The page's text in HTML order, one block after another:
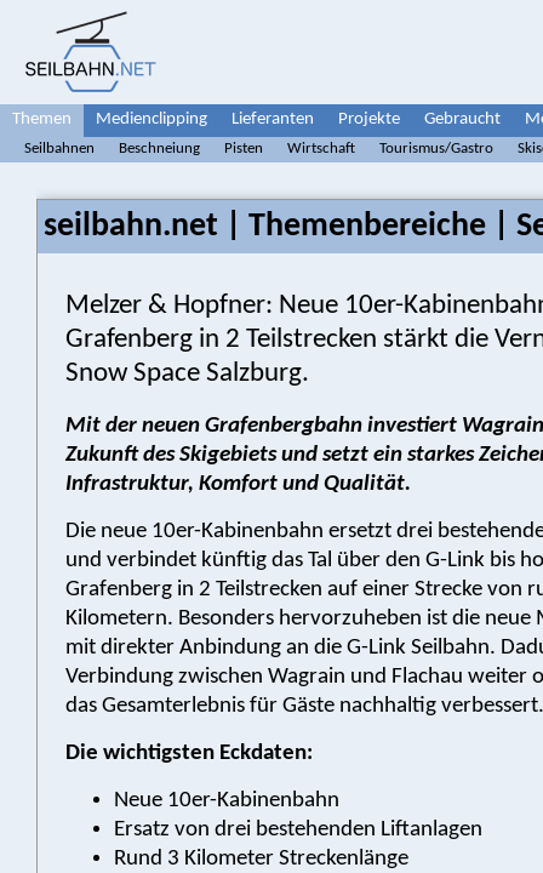
Themen Medienclipping Lieferanten Projekte Gebraucht
Seilbahnen Beschneiung Pisten Wirtschaft Tourismus/Gastro
seilbahn.net | Themenbereiche |
Melzer & Hopfner: Neue 10er-
Grafenberg in 2 Teilstrecken stärkt die
Snow Space Salzburg.
Mit der neuen Grafenbergbahn investiert
Zukunft des Skigebiets und setzt ein starkes
Infrastruktur, Komfort und Qualität.
Die neue 10er-Kabinenbahn ersetzt drei
und verbindet künftig das Tal über den G-Link bis
Grafenberg in 2 Teilstrecken auf einer Strecke von
Kilometern. Besonders hervorzuheben ist die
mit direkter Anbindung an die G-Link Seilbahn.
Verbindung zwischen Wagrain und Flachau weiter
das Gesamterlebnis für Gäste nachhaltig verbessert.
Die wichtigsten Eckdaten:
Neue 10er-Kabinenbahn
Ersatz von drei bestehenden Liftanlagen
Rund 3 Kilometer Streckenlänge